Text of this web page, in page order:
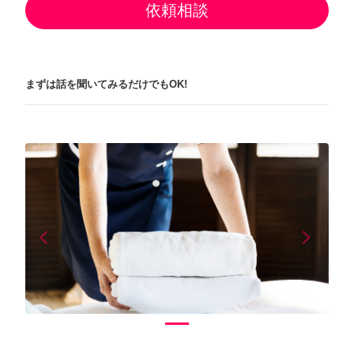
依頼相談
まずは話を聞いてみるだけでもOK!
arrow_back_iosPrevious arrow_forward_iosNext